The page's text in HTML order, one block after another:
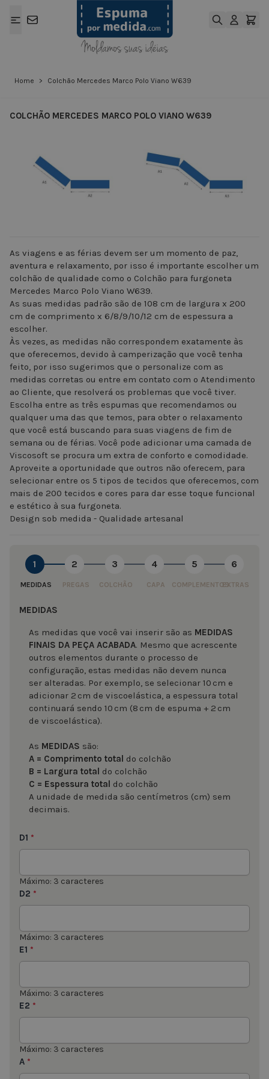
Home > Colchão Mercedes Marco Polo Viano W639
COLCHÃO MERCEDES MARCO POLO VIANO W639
As viagens e as férias devem ser um momento de paz,
aventura e relaxamento, por isso é importante escolher um
colchão de qualidade como o Colchão para furgoneta
Mercedes Marco Polo Viano W639.
As suas medidas padrão são de 108 cm de largura x 200
cm de comprimento x 6/8/9/10/12 cm de espessura a
escolher.
Às vezes, as medidas não correspondem exatamente às
que oferecemos, devido à camperização que você tenha
feito, por isso sugerimos que o personalize com as
medidas corretas ou entre em contato com o Atendimento
ao Cliente, que resolverá os problemas que você tiver.
Escolha entre as três espumas que recomendamos ou
qualquer uma das que temos, para obter o relaxamento
que você está buscando para suas viagens de fim de
semana ou de férias. Você pode adicionar uma camada de
Viscosoft se procura um extra de conforto e comodidade.
Aproveite a oportunidade que outros não oferecem, para
selecionar entre os 5 tipos de tecidos que oferecemos, com
mais de 200 tecidos e cores para dar esse toque funcional
e estético à sua furgoneta.
Design sob medida - Qualidade artesanal
1
MEDIDAS
2
PREGAS
3
COLCHÃO
4
CAPA
5
COMPLEMENTOS
6
EXTRAS
MEDIDAS
As medidas que você vai inserir são as MEDIDAS
FINAIS DA PEÇA ACABADA. Mesmo que acrescente
outros elementos durante o processo de
configuração, estas medidas não devem nunca
ser alteradas. Por exemplo, se selecionar 10 cm e
adicionar 2 cm de viscoelástica, a espessura total
continuará sendo 10 cm (8 cm de espuma + 2 cm
de viscoelástica).
As MEDIDAS são:
A = Comprimento total do colchão
B = Largura total do colchão
C = Espessura total do colchão
A unidade de medida são centímetros (cm) sem
decimais.
A *
D1 *
Máximo: 3 caracteres
D2 *
Máximo: 3 caracteres
E1 *
Máximo: 3 caracteres
E2 *
Máximo: 3 caracteres